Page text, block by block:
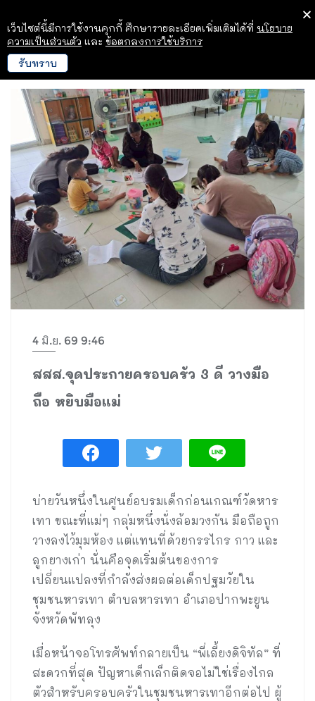
4 มิ.ย. 69 9:46
สสส.จุดประกายครอบครัว 3 ดี วางมือ
ถือ หยิบมือแม่
บ่ายวันหนึ่งในศูนย์อบรมเด็กก่อนเกณฑ์วัดหาร
เทา ขณะที่แม่ๆ กลุ่มหนึ่งนั่งล้อมวงกัน มือถือถูก
วางลงไว้มุมห้อง แต่แทนที่ด้วยกรรไกร กาว และ
ลูกยางเก่า นั่นคือจุดเริ่มต้นของการ
เปลี่ยนแปลงที่กำลังส่งผลต่อเด็กปฐมวัยใน
ชุมชนหารเทา ตำบลหารเทา อำเภอปากพะยูน
จังหวัดพัทลุง
เมื่อหน้าจอโทรศัพท์กลายเป็น “พี่เลี้ยงดิจิทัล” ที่
สะดวกที่สุด ปัญหาเด็กเล็กติดจอไม่ใช่เรื่องไกล
ตัวสำหรับครอบครัวในชุมชนหารเทาอีกต่อไป ผู้
เว็บไซต์นี้มีการใช้งานคุกกี้ ศึกษารายละเอียดเพิ่มเติมได้ที่ นโยบาย
ความเป็นส่วนตัว และ ข้อตกลงการใช้บริการ
รับทราบ